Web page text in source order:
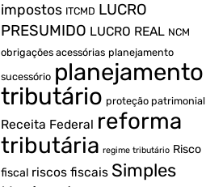
impostos ITCMD LUCRO
PRESUMIDO LUCRO REAL NCM
obrigações acessórias planejamento
sucessório planejamento
tributário proteção patrimonial
Receita Federal reforma
tributária regime tributário Risco
fiscal riscos fiscais Simples